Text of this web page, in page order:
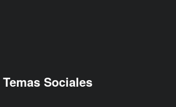
Temas Sociales